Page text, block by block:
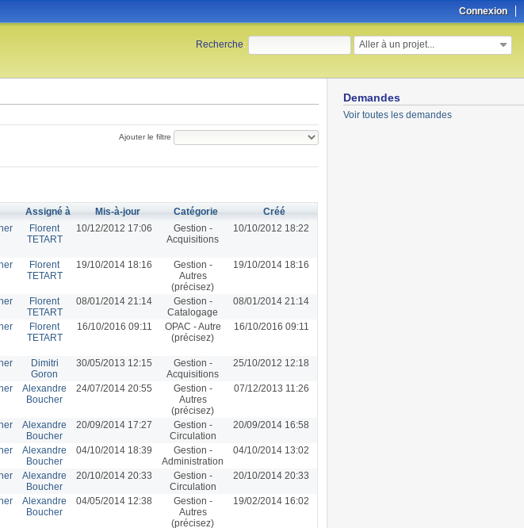
Connexion
Recherche: Aller à un projet...
Demandes
Voir toutes les demandes
Ajouter le filtre
Assigné à Mis-à-jour Catégorie
Créé
Florent
TETART
10/12/2012 17:06
Gestion -
Acquisitions
10/10/2012 18:22
Florent
TETART
19/10/2014 18:16
Gestion -
Autres
(précisez)
19/10/2014 18:16
Florent
TETART
08/01/2014 21:14
Gestion -
Catalogage
08/01/2014 21:14
Florent
TETART
16/10/2016 09:11
OPAC - Autre
(précisez)
16/10/2016 09:11
Dimitri
Goron
30/05/2013 12:15
Gestion -
Acquisitions
25/10/2012 12:18
Alexandre
Boucher
24/07/2014 20:55
Gestion -
Autres
(précisez)
07/12/2013 11:26
Alexandre
Boucher
20/09/2014 17:27
Gestion -
Circulation
20/09/2014 16:58
Alexandre
Boucher
04/10/2014 18:39
Gestion -
Administration
04/10/2014 13:02
Alexandre
Boucher
20/10/2014 20:33
Gestion -
Circulation
20/10/2014 20:33
Alexandre
Boucher
04/05/2014 12:38
Gestion -
Autres
(précisez)
19/02/2014 16:02